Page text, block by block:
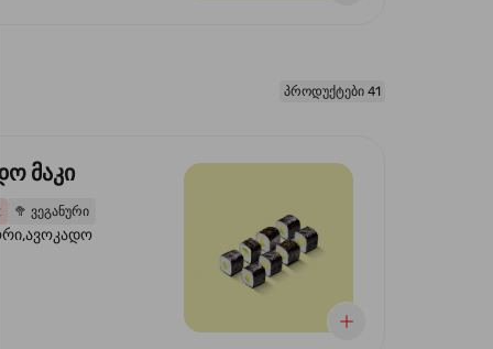
პროდუქტები 41
მაკი
2 🥦 ვეგანური